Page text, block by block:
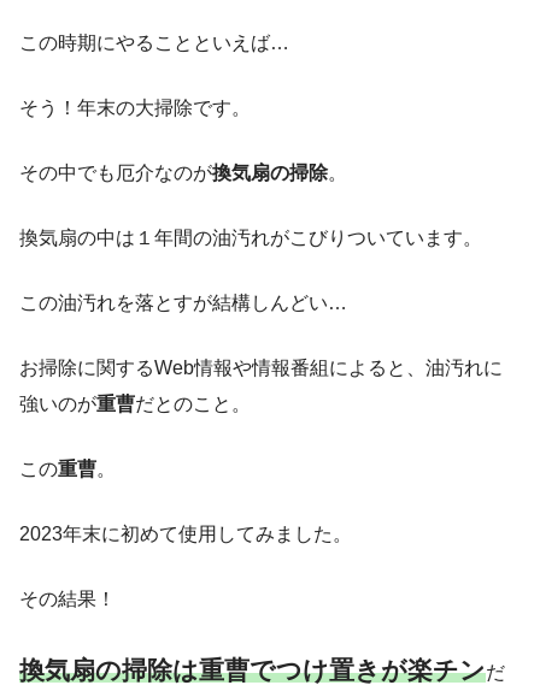
この時期にやることといえば…
そう！年末の大掃除です。
その中でも厄介なのが換気扇の掃除。
換気扇の中は１年間の油汚れがこびりついています。
この油汚れを落とすが結構しんどい…
お掃除に関するWeb情報や情報番組によると、油汚れに
強いのが重曹だとのこと。
この重曹。
2023年末に初めて使用してみました。
その結果！
換気扇の掃除は重曹でつけ置きが楽チンだ